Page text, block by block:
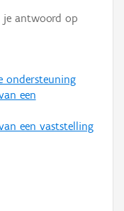
je antwoord op
ondersteuning
een
een vaststelling